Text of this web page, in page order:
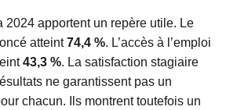
2024 apportent un repère utile. Le
atteint74,4 %. L’accès à l’emploi
43,3 %. La satisfaction stagiaire
ne garantissent pas un
chacun. Ils montrent toutefois un